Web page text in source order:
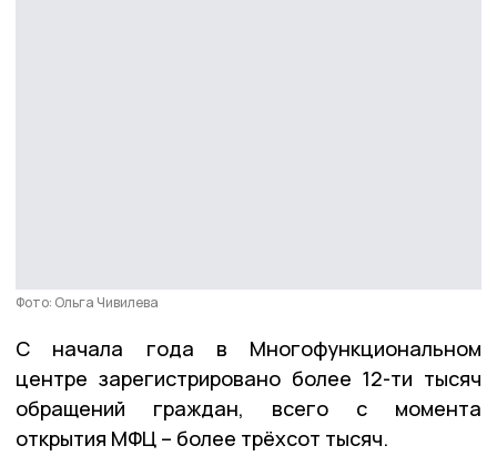
Фото: Ольга Чивилева
С начала года в Многофункциональном
центре зарегистрировано более 12-ти тысяч
обращений граждан, всего с момента
открытия МФЦ – более трёхсот тысяч.